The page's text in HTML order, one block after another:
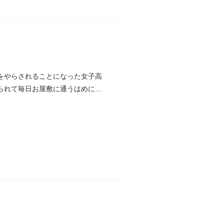
らされることになった女子高
て毎日お屋敷に通うはめに。